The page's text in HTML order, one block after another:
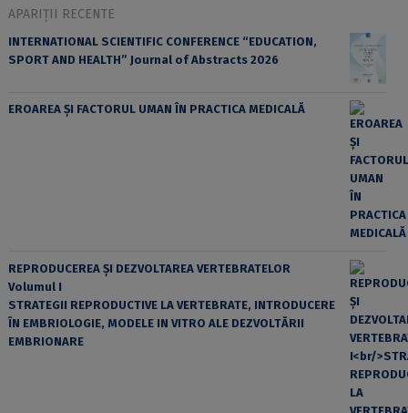
APARIȚII RECENTE
INTERNATIONAL SCIENTIFIC CONFERENCE “EDUCATION,
SPORT AND HEALTH” Journal of Abstracts 2026
EROAREA ȘI FACTORUL UMAN ÎN PRACTICA MEDICALĂ
REPRODUCEREA ȘI DEZVOLTAREA VERTEBRATELOR
Volumul I
STRATEGII REPRODUCTIVE LA VERTEBRATE, INTRODUCERE
ÎN EMBRIOLOGIE, MODELE IN VITRO ALE DEZVOLTĂRII
EMBRIONARE